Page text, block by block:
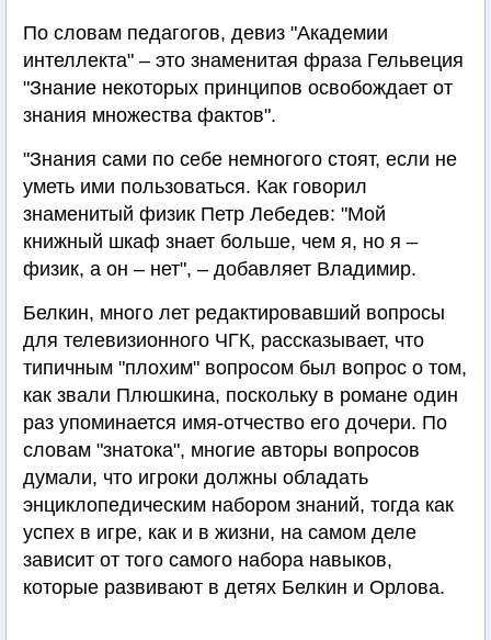
По словам педагогов, девиз "Академии
интеллекта" – это знаменитая фраза Гельвеция
"Знание некоторых принципов освобождает от
знания множества фактов".
"Знания сами по себе немногого стоят, если не
уметь ими пользоваться. Как говорил
знаменитый физик Петр Лебедев: "Мой
книжный шкаф знает больше, чем я, но я –
физик, а он – нет", – добавляет Владимир.
Белкин, много лет редактировавший вопросы
для телевизионного ЧГК, рассказывает, что
типичным "плохим" вопросом был вопрос о том,
как звали Плюшкина, поскольку в романе один
раз упоминается имя-отчество его дочери. По
словам "знатока", многие авторы вопросов
думали, что игроки должны обладать
энциклопедическим набором знаний, тогда как
успех в игре, как и в жизни, на самом деле
зависит от того самого набора навыков,
которые развивают в детях Белкин и Орлова.